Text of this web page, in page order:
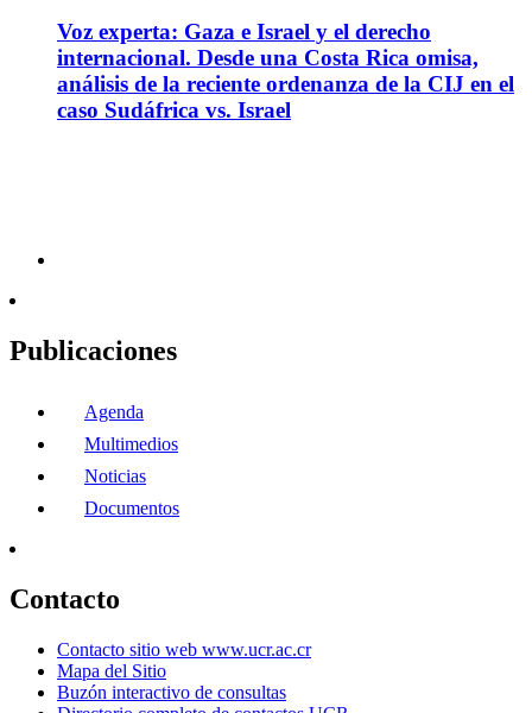
Voz experta: Gaza e Israel y el derecho
internacional. Desde una Costa Rica omisa,
análisis de la reciente ordenanza de la CIJ en el
caso Sudáfrica vs. Israel
Publicaciones
Agenda
Multimedios
Noticias
Documentos
Contacto
Contacto sitio web www.ucr.ac.cr
Mapa del Sitio
Buzón interactivo de consultas